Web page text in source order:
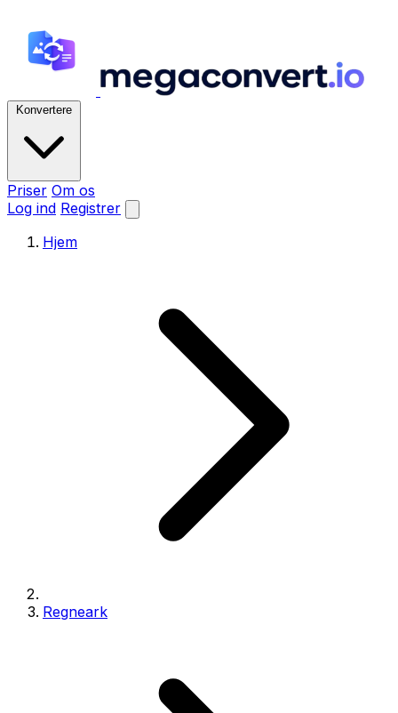
Konvertere
Priser Om os
Log ind Registrer
Hjem
Regneark